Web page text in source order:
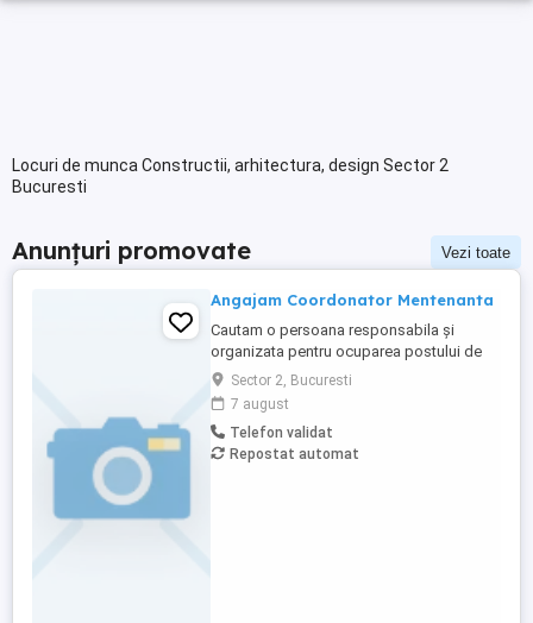
Locuri de munca Constructii, arhitectura, design Sector 2
Bucuresti
Anunțuri promovate Vezi toate
Angajam Coordonator Mentenanta
Cautam o persoana responsabila și
organizata pentru ocuparea postului de
Coordonator Mentenanta, care sa
coordoneze și sa urmareasca activitatea
echipelor tehnice. Responsabilitati
principale coordonarea echipelor de
tehnicieni și organizarea si planificarea
Sector 2, Bucuresti
7 august
Telefon validat
Repostat automat